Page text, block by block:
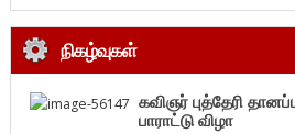
நிகழ்வுகள்
கவிஞர் புத்தேரி
பாராட்டு விழா